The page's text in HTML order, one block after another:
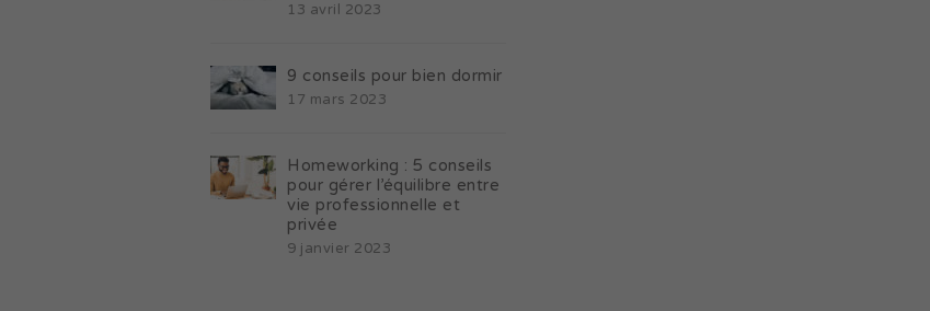
13 avril 2023
9 conseils pour bien dormir
17 mars 2023
Homeworking : 5 conseils
pour gérer l’équilibre entre
vie professionnelle et
privée
9 janvier 2023